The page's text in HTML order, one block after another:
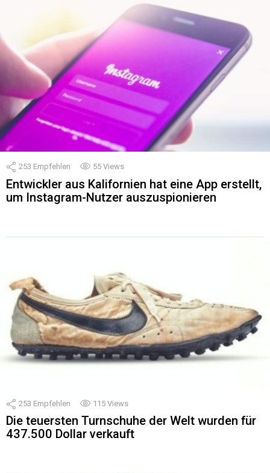
253 Empfehlen 55 Views
Entwickler aus Kalifornien hat eine App erstellt,
um Instagram-Nutzer auszuspionieren
253 Empfehlen 115 Views
Die teuersten Turnschuhe der Welt wurden für
437.500 Dollar verkauft